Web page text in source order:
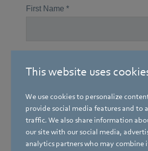
This website uses
We use cookies to personalize
provide social media features and to
traffic. We also share information
our site with our social media,
analytics partners who may